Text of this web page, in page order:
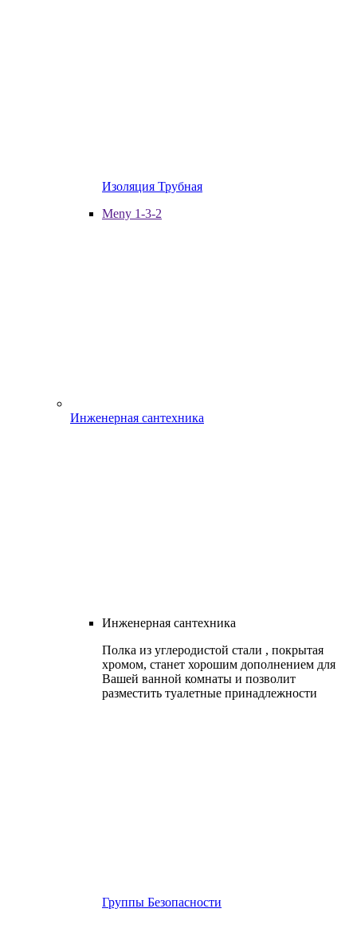
Изоляция Трубная
Meny 1-3-2
Инженерная сантехника
Инженерная сантехника
Полка из углеродистой стали , покрытая
хромом, станет хорошим дополнением для
Вашей ванной комнаты и позволит
разместить туалетные принадлежности
Группы Безопасности